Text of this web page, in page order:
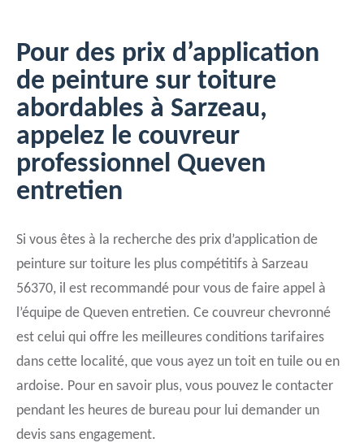
Pour des prix d’application
de peinture sur toiture
abordables à Sarzeau,
appelez le couvreur
professionnel Queven
entretien
Si vous êtes à la recherche des prix d’application de
peinture sur toiture les plus compétitifs à Sarzeau
56370, il est recommandé pour vous de faire appel à
l’équipe de Queven entretien. Ce couvreur chevronné
est celui qui offre les meilleures conditions tarifaires
dans cette localité, que vous ayez un toit en tuile ou en
ardoise. Pour en savoir plus, vous pouvez le contacter
pendant les heures de bureau pour lui demander un
devis sans engagement.